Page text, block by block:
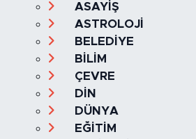
ASAYİŞ
ASTROLOJİ
BELEDİYE
BİLİM
ÇEVRE
DİN
DÜNYA
EĞİTİM